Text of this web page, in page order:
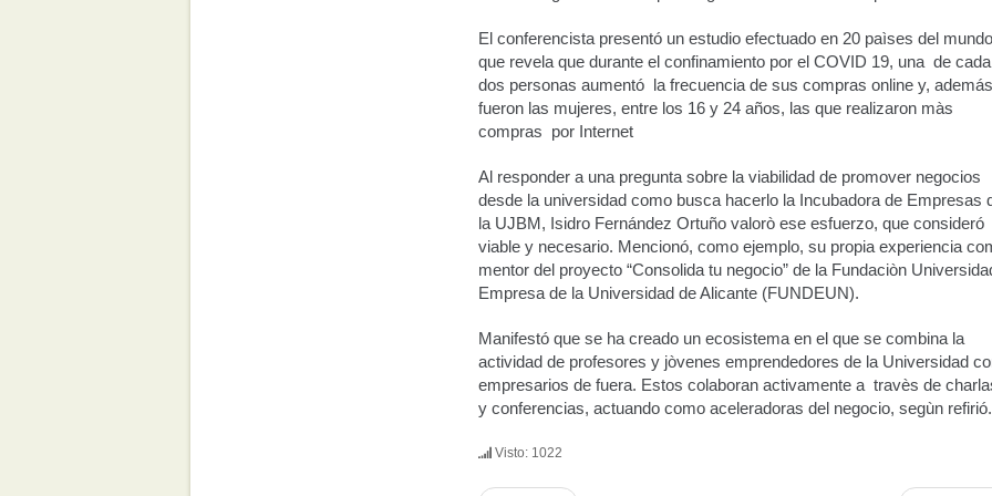
El conferencista presentó un estudio efectuado en 20 paìses del mundo
que revela que durante el confinamiento por el COVID 19, una de cada
dos personas aumentó la frecuencia de sus compras online y,
fueron las mujeres, entre los 16 y 24 años, las que realizaron màs
compras por Internet
Al responder a una pregunta sobre la viabilidad de promover negocios
desde la universidad como busca hacerlo la Incubadora de Empresas
la UJBM, Isidro Fernández Ortuño valorò ese esfuerzo, que consideró
viable y necesario. Mencionó, como ejemplo, su propia experiencia
mentor del proyecto “Consolida tu negocio” de la Fundaciòn
Empresa de la Universidad de Alicante (FUNDEUN).
Manifestó que se ha creado un ecosistema en el que se combina la
actividad de profesores y jòvenes emprendedores de la Universidad
empresarios de fuera. Estos colaboran activamente a travès de
y conferencias, actuando como aceleradoras del negocio, segùn refirió.
Visto: 1022